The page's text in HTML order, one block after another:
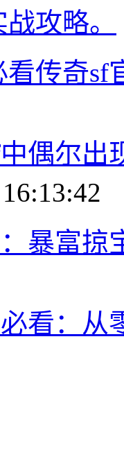
攻略。
传奇sf
偶尔出
暴富掠
看：从